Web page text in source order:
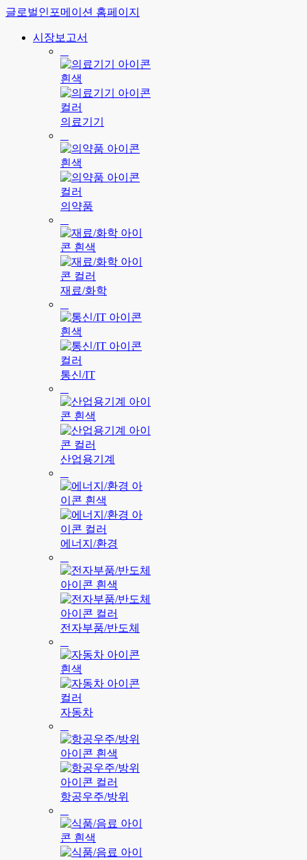
글로벌인포메이션 홈페이지
시장보고서
의료기기
의약품
재료/화학
통신/IT
산업용기계
에너지/환경
전자부품/반도체
자동차
항공우주/방위